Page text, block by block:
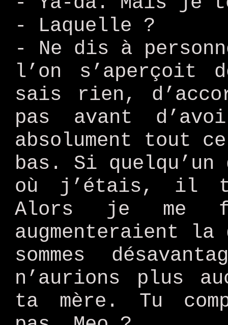
- Laquelle ?
- Ne dis à
l’on s’aperçoit
sais rien,
pas avant
absolument tout
bas. Si
où j’étais, il
Alors je me
augmenteraient
sommes
n’aurions plus
ta mère. Tu